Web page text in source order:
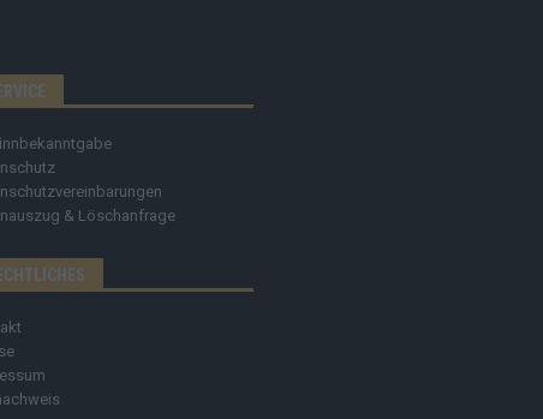
& Löschanfrage